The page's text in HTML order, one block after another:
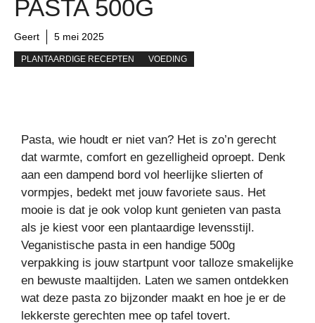
PASTA 500G
Geert 5 mei 2025
PLANTAARDIGE RECEPTEN VOEDING
Pasta, wie houdt er niet van? Het is zo’n gerecht
dat warmte, comfort en gezelligheid oproept. Denk
aan een dampend bord vol heerlijke slierten of
vormpjes, bedekt met jouw favoriete saus. Het
mooie is dat je ook volop kunt genieten van pasta
als je kiest voor een plantaardige levensstijl.
Veganistische pasta in een handige 500g
verpakking is jouw startpunt voor talloze smakelijke
en bewuste maaltijden. Laten we samen ontdekken
wat deze pasta zo bijzonder maakt en hoe je er de
lekkerste gerechten mee op tafel tovert.